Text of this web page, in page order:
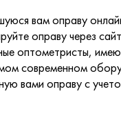
вам оправу
оправу через
оптометристы,
современном
вами оправу с